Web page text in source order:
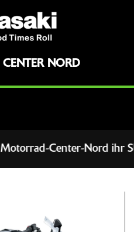
NORD
Center-Nord ihr